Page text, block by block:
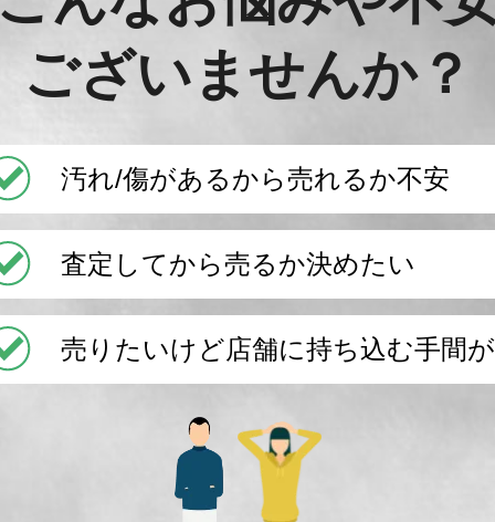
ございませんか？
汚れ/傷があるから売れるか不安
査定してから売るか決めたい
売りたいけど店舗に持ち込む手間